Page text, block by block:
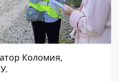
Коломия,
.